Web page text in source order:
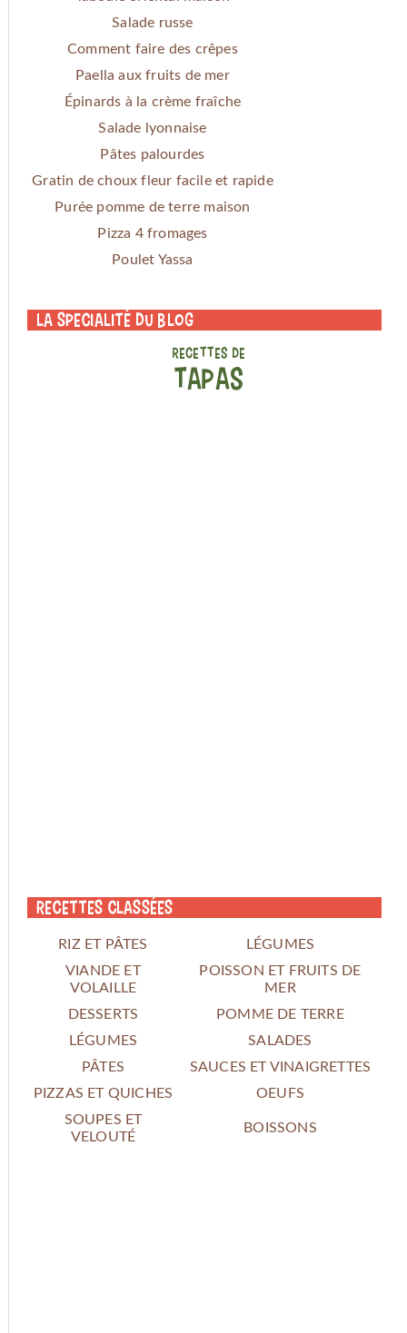
Salade russe
Comment faire des crêpes
Paella aux fruits de mer
Épinards à la crème fraîche
Salade lyonnaise
Pâtes palourdes
Gratin de choux fleur facile et rapide
Purée pomme de terre maison
Pizza 4 fromages
Poulet Yassa
La specialité du blog
RECETTES DE
TAPAS
Recettes classées
RIZ ET PÂTES
LÉGUMES
VIANDE ET
VOLAILLE
POISSON ET FRUITS DE
MER
DESSERTS
POMME DE TERRE
LÉGUMES
SALADES
PÂTES
SAUCES ET VINAIGRETTES
PIZZAS ET QUICHES
OEUFS
SOUPES ET
VELOUTÉ
BOISSONS